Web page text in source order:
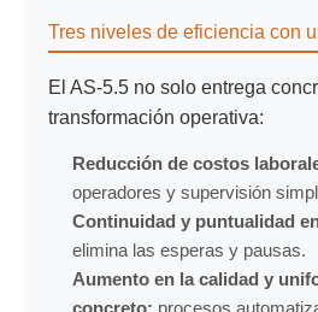
Tres niveles de eficiencia con
El AS-5.5 no solo entrega
transformación operativa:
Reducción de costos
operadores y supervisión
Continuidad y puntualidad
elimina las esperas y pausas.
Aumento en la calidad y
concreto: procesos